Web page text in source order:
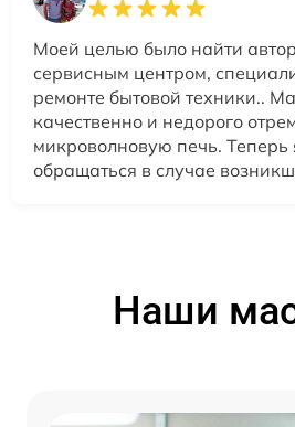
Моей целью было найти
сервисным центром,
ремонте бытовой техники..
качественно и недорого
микроволновую печь. Теперь
обращаться в случае
Наши